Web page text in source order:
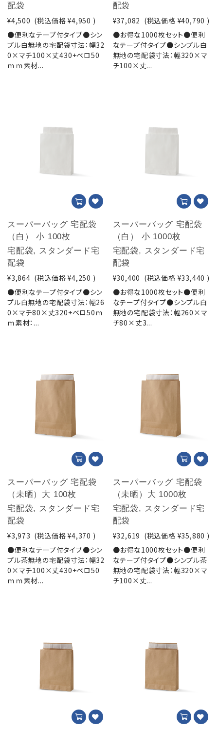
配袋
¥4,500 (税込価格 ¥4,950 )
●便利なテープ付タイプ●シン
プル白無地の宅配袋寸法：幅32
0×マチ100×丈430+ベロ50
ｍｍ素材...
配袋
¥37,082 (税込価格 ¥40,790 )
●お得な1000枚セット●便利
なテープ付タイプ●シンプル白
無地の宅配袋寸法：幅320×マ
チ100×丈...
スーパーバッグ 宅配袋
（白） 小 100枚
宅配袋, スタンダード宅
配袋
¥3,864 (税込価格 ¥4,250 )
●便利なテープ付タイプ●シン
プル白無地の宅配袋寸法：幅26
0×マチ80×丈320+ベロ50ｍ
ｍ素材：...
スーパーバッグ 宅配袋
（白） 小 1000枚
宅配袋, スタンダード宅
配袋
¥30,400 (税込価格 ¥33,440 )
●お得な1000枚セット●便利
なテープ付タイプ●シンプル白
無地の宅配袋寸法：幅260×マ
チ80×丈3...
スーパーバッグ 宅配袋
（未晒）大 100枚
宅配袋, スタンダード宅
配袋
¥3,973 (税込価格 ¥4,370 )
●便利なテープ付タイプ●シン
プル茶無地の宅配袋寸法：幅32
0×マチ100×丈430+ベロ50
ｍｍ素材...
スーパーバッグ 宅配袋
（未晒）大 1000枚
宅配袋, スタンダード宅
配袋
¥32,619 (税込価格 ¥35,880 )
●お得な1000枚セット●便利
なテープ付タイプ●シンプル茶
無地の宅配袋寸法：幅320×マ
チ100×丈...